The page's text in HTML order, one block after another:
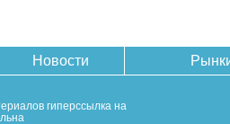
Новости
гиперссылка на